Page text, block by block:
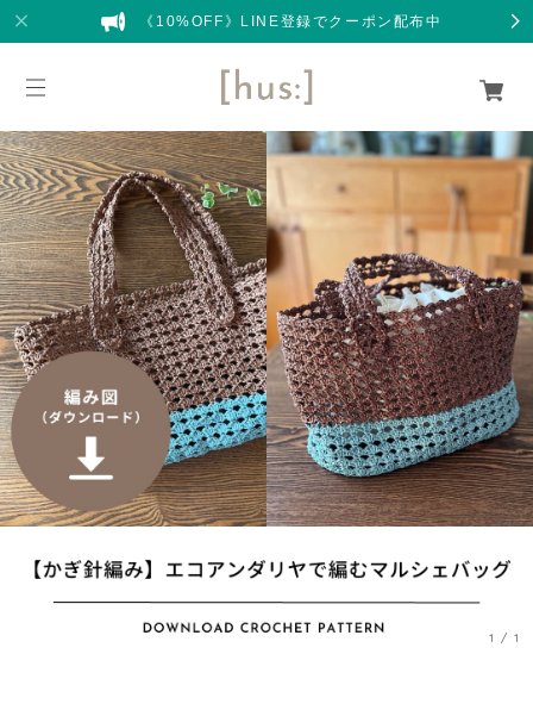
《10%OFF》LINE登録でクーポン配布中
1 /1